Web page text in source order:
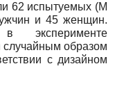
62 испытуемых (M
и 45 женщин.
эксперименте
образом
с дизайном